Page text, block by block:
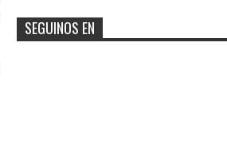
SEGUINOS EN